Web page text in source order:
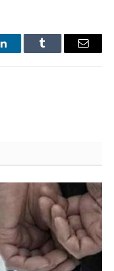
LinkedInTumblr Email